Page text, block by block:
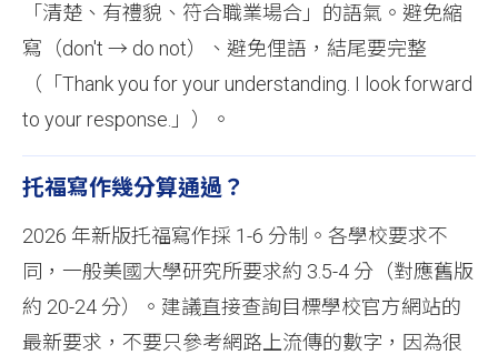
「清楚、有禮貌、符合職業場合」的語氣。避免縮
寫（don't → do not）、避免俚語，結尾要完整
（「Thank you for your understanding. I look forward
to your response.」）。
托福寫作幾分算通過？
2026 年新版托福寫作採 1-6 分制。各學校要求不
同，一般美國大學研究所要求約 3.5-4 分（對應舊版
約 20-24 分）。建議直接查詢目標學校官方網站的
最新要求，不要只參考網路上流傳的數字，因為很